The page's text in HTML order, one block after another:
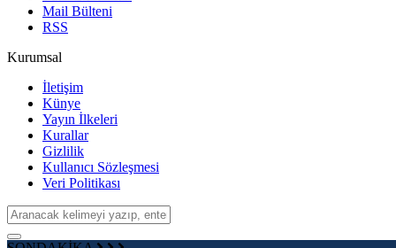
Mail Bülteni
RSS
Kurumsal
İletişim
Künye
Yayın İlkeleri
Kurallar
Gizlilik
Kullanıcı Sözleşmesi
Veri Politikası